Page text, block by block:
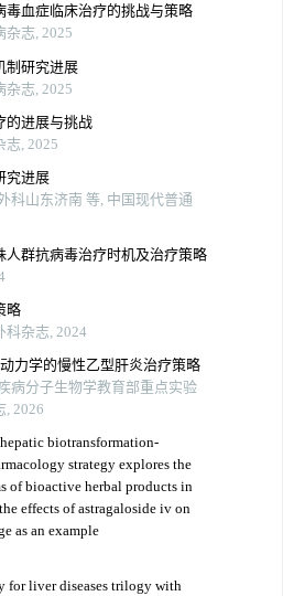
毒血症临床治疗的挑战与策略
杂志, 2025
制研究进展
杂志, 2025
的进展与挑战
志, 2025
究进展
科山东济南 等, 中国现代普通
人群抗病毒治疗时机及治疗策略
略
科杂志, 2024
力学的慢性乙型肝炎治疗策略
病分子生物学教育部重点实验
, 2026
biotransformation-
strategy explores the
of bioactive herbal products in
effects of astragaloside iv on
as an example
for liver diseases trilogy with